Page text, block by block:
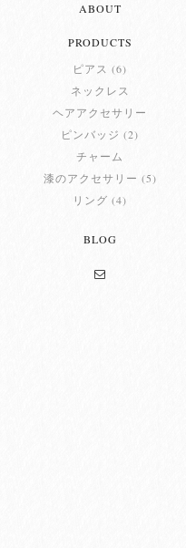
ABOUT
PRODUCTS
ピアス (6)
ネックレス
ヘアアクセサリー
ピンバッジ (2)
チャーム
漆のアクセサリー (5)
リング (4)
BLOG